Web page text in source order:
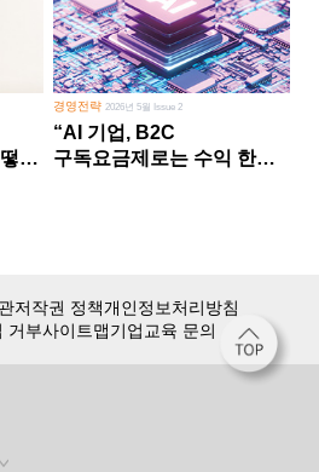
게
경영전략 2026년 5월 Issue 2
“AI 기업, B2C
구독요금제로는 수익 한계
저작권 정책개인정보처리방침
거부사이트맵기업교육 문의